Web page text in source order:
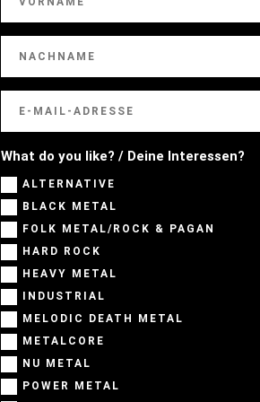
What do you like? / Deine Interessen?
ALTERNATIVE
BLACK METAL
FOLK METAL/ROCK & PAGAN
HARD ROCK
HEAVY METAL
INDUSTRIAL
MELODIC DEATH METAL
METALCORE
NU METAL
POWER METAL